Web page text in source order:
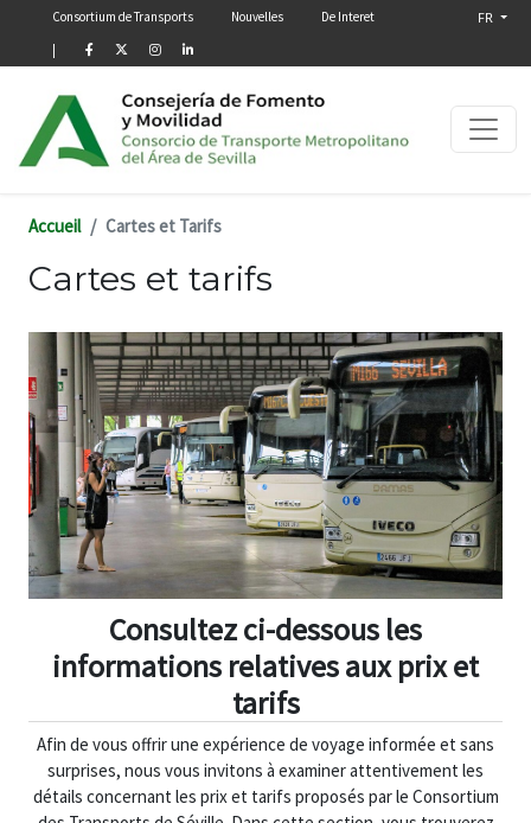
Aller au contenu principal
Menú secundario
Consortium de Transports Nouvelles
De Interet
FR
Accueil Cartes et Tarifs
Cartes et tarifs
Consultez ci-dessous les
informations relatives aux prix et
tarifs
Afin de vous offrir une expérience de voyage informée et sans
surprises, nous vous invitons à examiner attentivement les
détails concernant les prix et tarifs proposés par le Consortium